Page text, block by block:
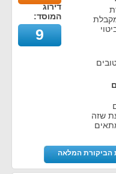
שזה
דירוג
המוסד:
9
הביקורת המלאה